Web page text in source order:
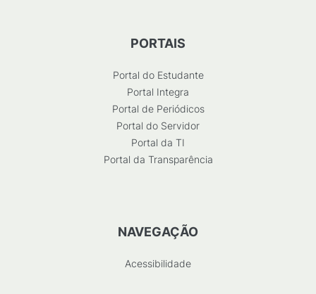
PORTAIS
Portal do Estudante
Portal Integra
Portal de Periódicos
Portal do Servidor
Portal da TI
Portal da Transparência
NAVEGAÇÃO
Acessibilidade